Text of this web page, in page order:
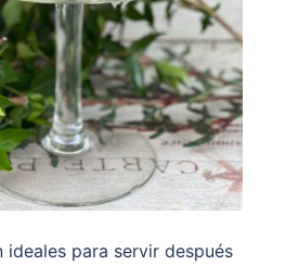
ideales para servir después